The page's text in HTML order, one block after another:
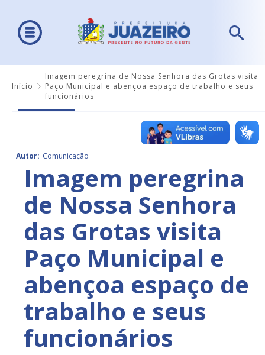
Início
Imagem peregrina de Nossa Senhora das Grotas visita
Paço Municipal e abençoa espaço de trabalho e seus
funcionários
Autor: Comunicação
Imagem peregrina
de Nossa Senhora
das Grotas visita
Paço Municipal e
abençoa espaço de
trabalho e seus
funcionários